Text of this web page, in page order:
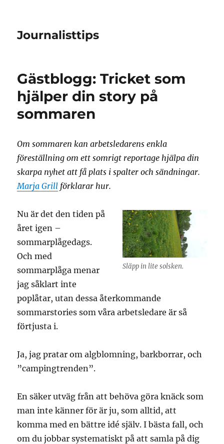
Journalisttips
Gästblogg: Tricket som
hjälper din story på
sommaren
Om sommaren kan arbetsledarens enkla
föreställning om ett somrigt reportage hjälpa din
skarpa nyhet att få plats i spalter och sändningar.
Marja Grill förklarar hur.
Släpp in lite solsken.
Nu är det den tiden på
året igen –
sommarplågedags.
Och med
sommarplåga menar
jag såklart inte
poplåtar, utan dessa återkommande
sommarstories som våra arbetsledare är så
förtjusta i.
Ja, jag pratar om algblomning, barkborrar, och
”campingtrenden”.
En säker utväg från att behöva göra knäck som
man inte känner för är ju, som alltid, att
komma med en bättre idé själv. I bästa fall, och
om du jobbar systematiskt på att samla på dig